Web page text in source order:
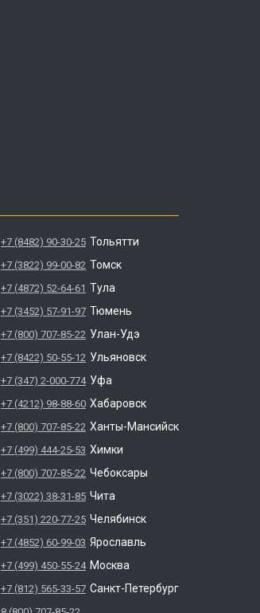
+7 (8482) 90-30-25 Тольятти
+7 (3822) 99-00-82 Томск
+7 (4872) 52-64-61 Тула
+7 (3452) 57-91-97 Тюмень
+7 (800) 707-85-22 Улан-Удэ
+7 (8422) 50-55-12 Ульяновск
+7 (347) 2-000-774 Уфа
+7 (4212) 98-88-60 Хабаровск
+7 (800) 707-85-22 Ханты-Мансийск
+7 (499) 444-25-53 Химки
+7 (800) 707-85-22 Чебоксары
+7 (3022) 38-31-85 Чита
+7 (351) 220-77-25 Челябинск
+7 (4852) 60-99-03 Ярославль
+7 (499) 450-55-24 Москва
+7 (812) 565-33-57 Санкт-Петербург